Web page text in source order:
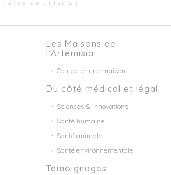
Les Maisons de
l’Artemisia
Contacter une maison
Du côté médical et légal
Sciences & innovations
Santé humaine
Santé animale
Santé environnementale
Témoignages